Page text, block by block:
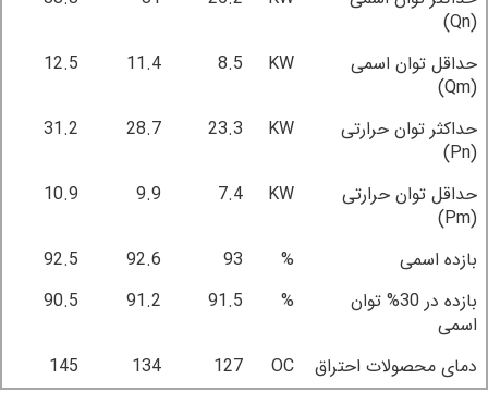
(Qn)
حداقل توان اسمی
(Qm)
KW
8.5
11.4
12.5
حداکثر توان حرارتی
(Pn)
KW
23.3
28.7
31.2
حداقل توان حرارتی
(Pm)
KW
7.4
9.9
10.9
بازده اسمی %
93
92.6
92.5
بازده در 30% توان
اسمی
%
91.5
91.2
90.5
دمای محصولات احتراق OC
127
134
145